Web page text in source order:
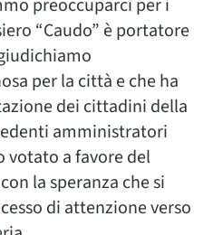
preoccuparci per i
“Caudo” è portatore
per la città e che ha
dei cittadini della
amministratori
votato a favore del
la speranza che si
di attenzione verso